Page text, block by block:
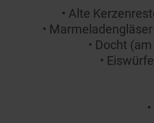
• Alte
•
• Docht
•
der
Weitergabe
Sie Ihre
klicken Sie